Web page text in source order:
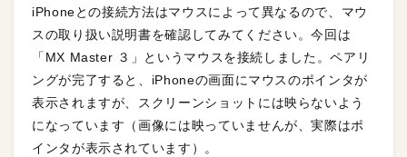
iPhoneとの接続方法はマウスによって異なるので、マウ
スの取り扱い説明書を確認してみてください。今回は
「MX Master ３」というマウスを接続しました。ペアリ
ングが完了すると、iPhoneの画面にマウスのポインタが
表示されますが、スクリーンショットには映らないよう
になっています（画像には映っていませんが、実際はポ
インタが表示されています）。